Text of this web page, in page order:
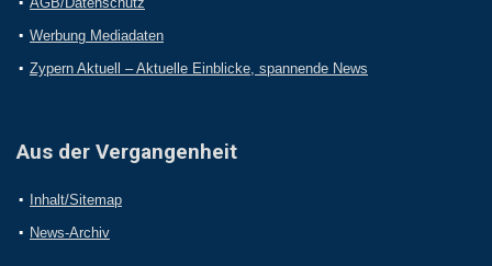
Werbung Mediadaten
Zypern Aktuell – Aktuelle Einblicke, spannende News
Aus der Vergangenheit
Inhalt/Sitemap
News-Archiv